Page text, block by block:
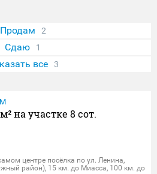
Продам 2
Сдаю 1
все 3
на участке 8 сот.
центре посёлка по ул. Ленина,
район), 15 км. до Миасса, 100 км. до